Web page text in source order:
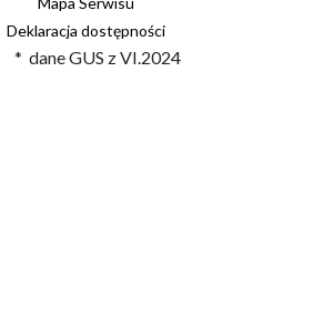
Deklaracja dostępności
* dane GUS z VI.2024